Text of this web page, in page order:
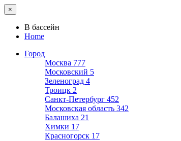
×
В бассейн
Home
Город
Москва 777
Московский 5
Зеленоград 4
Троицк 2
Санкт-Петербург 452
Московская область 342
Балашиха 21
Химки 17
Красногорск 17